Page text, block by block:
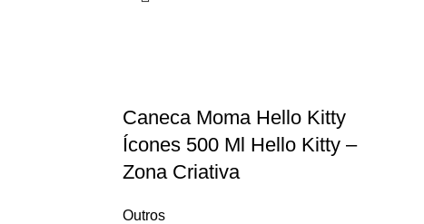
Caneca Moma Hello Kitty
Ícones 500 Ml Hello Kitty –
Zona Criativa
Outros